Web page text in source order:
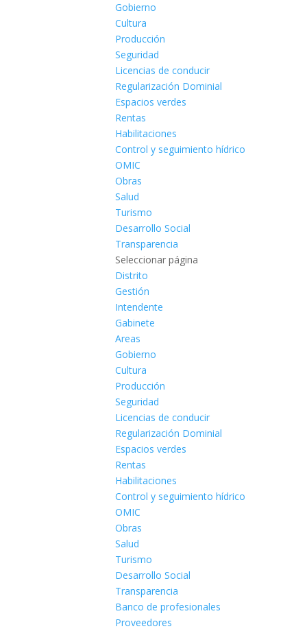
Gobierno
Cultura
Producción
Seguridad
Licencias de conducir
Regularización Dominial
Espacios verdes
Rentas
Habilitaciones
Control y seguimiento hídrico
OMIC
Obras
Salud
Turismo
Desarrollo Social
Transparencia
Seleccionar página
Distrito
Gestión
Intendente
Gabinete
Areas
Gobierno
Cultura
Producción
Seguridad
Licencias de conducir
Regularización Dominial
Espacios verdes
Rentas
Habilitaciones
Control y seguimiento hídrico
OMIC
Obras
Salud
Turismo
Desarrollo Social
Transparencia
Banco de profesionales
Proveedores